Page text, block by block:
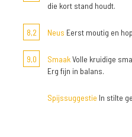
die kort stand houdt.
8,2 Neus Eerst moutig en
9,0 SmaakVolle kruidige
Erg fijn in balans.
Spijssuggestie In stilte